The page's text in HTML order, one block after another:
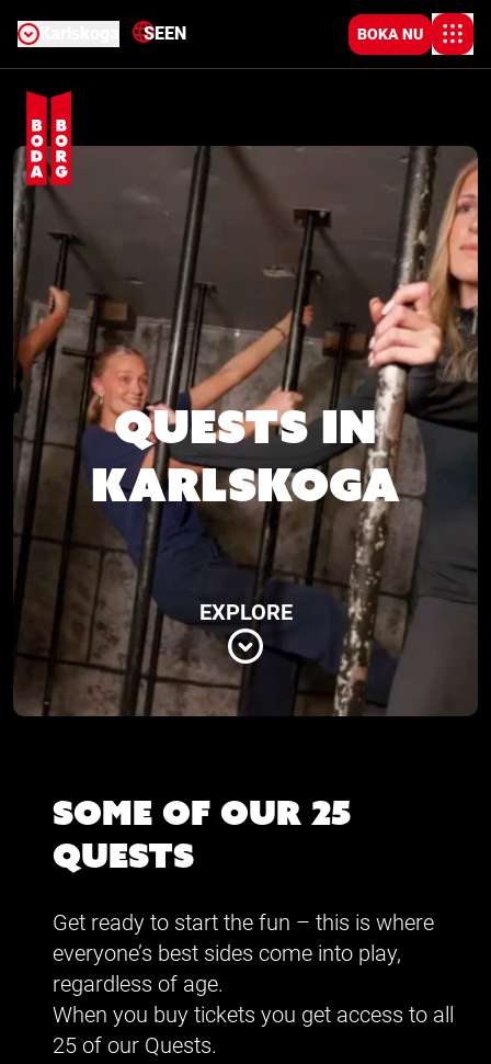
SEEN BOKA NU
Quests in
Karlskoga
EXPLORE
Some of our 25
Quests
Get ready to start the fun – this is where
everyone’s best sides come into play,
regardless of age.
When you buy tickets you get access to all
25 of our Quests.